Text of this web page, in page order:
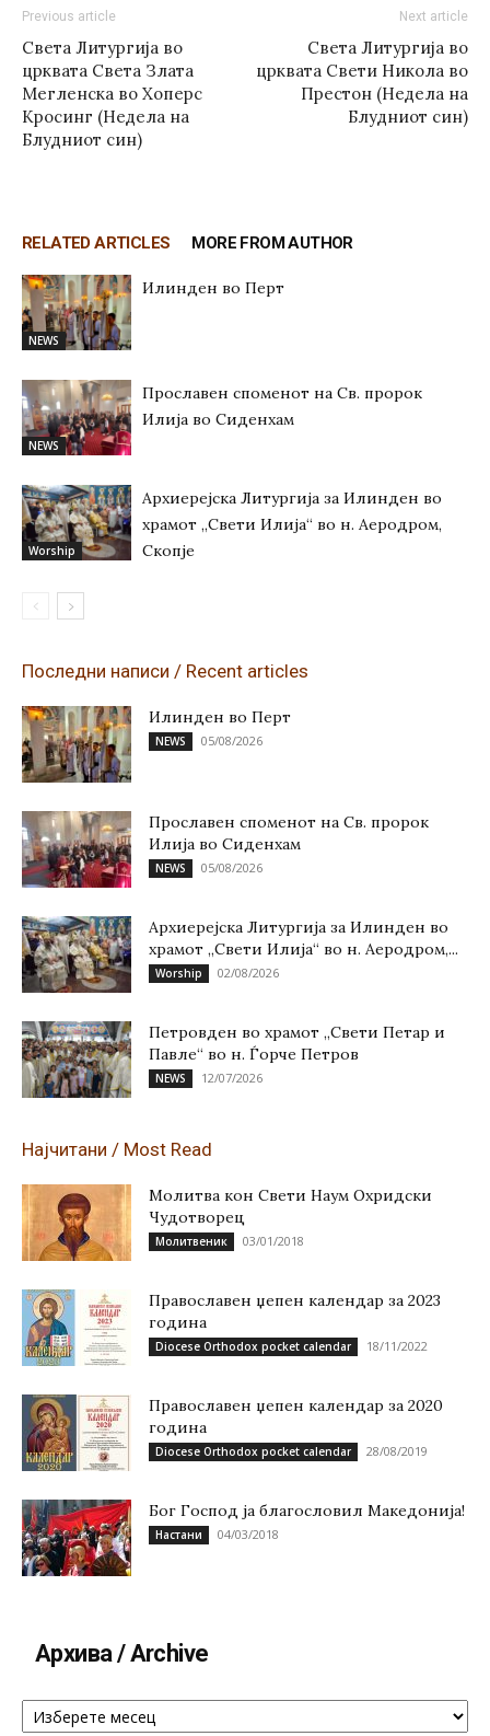
Previous article
Света Литургија во
црквата Света Злата
Мегленска во Хоперс
Кросинг (Недела на
Блудниот син)
Next article
Света Литургија во
црквата Свети Никола во
Престон (Недела на
Блудниот син)
RELATED ARTICLES MORE FROM AUTHOR
NEWS
Илинден во Перт
NEWS
Прославен споменот на Св. пророк
Илија во Сиденхам
Worship
Архиерејска Литургија за Илинден во
храмот „Свети Илија“ во н. Аеродром,
Скопје
Последни написи / Recent articles
Илинден во Перт
NEWS 05/08/2026
Прославен споменот на Св. пророк
Илија во Сиденхам
NEWS 05/08/2026
Архиерејска Литургија за Илинден во
храмот „Свети Илија“ во н. Аеродром,...
Worship 02/08/2026
Петровден во храмот „Свети Петар и
Павле“ во н. Ѓорче Петров
NEWS 12/07/2026
Најчитани / Most Read
Молитва кон Свети Наум Охридски
Чудотворец
Молитвеник 03/01/2018
Православен џепен календар за 2023
година
Diocese Orthodox pocket calendar 18/11/2022
Православен џепен календар за 2020
година
Diocese Orthodox pocket calendar 28/08/2019
Бог Господ ја благословил Македонија!
Настани 04/03/2018
Архива / Archive
Архива